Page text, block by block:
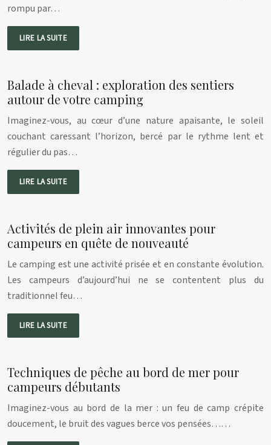
rompu par…
LIRE LA SUITE
Balade à cheval : exploration des sentiers
autour de votre camping
Imaginez-vous, au cœur d’une nature apaisante, le soleil
couchant caressant l’horizon, bercé par le rythme lent et
régulier du pas…
LIRE LA SUITE
Activités de plein air innovantes pour
campeurs en quête de nouveauté
Le camping est une activité prisée et en constante évolution.
Les campeurs d’aujourd’hui ne se contentent plus du
traditionnel feu…
LIRE LA SUITE
Techniques de pêche au bord de mer pour
campeurs débutants
Imaginez-vous au bord de la mer : un feu de camp crépite
doucement, le bruit des vagues berce vos pensées……